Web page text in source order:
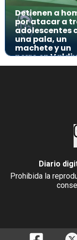
Detienen a
por atacar a
adolescentes
una pala, un
machete y un
perro en
Diario
Prohibida la